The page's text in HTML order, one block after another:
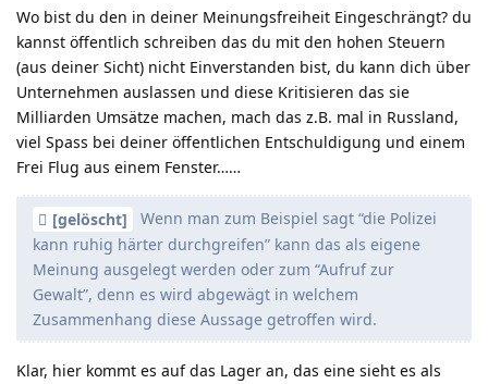
Wo bist du den in deiner Meinungsfreiheit Eingeschrängt? du
kannst öffentlich schreiben das du mit den hohen Steuern
(aus deiner Sicht) nicht Einverstanden bist, du kann dich über
Unternehmen auslassen und diese Kritisieren das sie
Milliarden Umsätze machen, mach das z.B. mal in Russland,
viel Spass bei deiner öffentlichen Entschuldigung und einem
Frei Flug aus einem Fenster……
[gelöscht]
Wenn man zum Beispiel sagt “die Polizei
kann ruhig härter durchgreifen” kann das als eigene
Meinung ausgelegt werden oder zum “Aufruf zur
Gewalt”, denn es wird abgewägt in welchem
Zusammenhang diese Aussage getroffen wird.
Klar, hier kommt es auf das Lager an, das eine sieht es als